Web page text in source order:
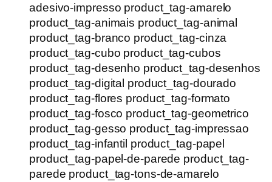
adesivo-impresso product_tag-amarelo
product_tag-animais product_tag-animal
product_tag-branco product_tag-cinza
product_tag-cubo product_tag-cubos
product_tag-desenho product_tag-desenhos
product_tag-digital product_tag-dourado
product_tag-flores product_tag-formato
product_tag-fosco product_tag-geometrico
product_tag-gesso product_tag-impressao
product_tag-infantil product_tag-papel
product_tag-papel-de-parede product_tag-
parede product_tag-tons-de-amarelo